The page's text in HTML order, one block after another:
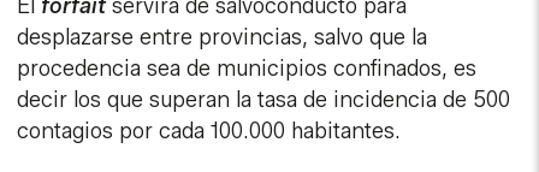
El forfaitservirá de salvoconducto para
desplazarse entre provincias, salvo que la
procedencia sea de municipios confinados, es
decir los que superan la tasa de incidencia de 500
contagios por cada 100.000 habitantes.